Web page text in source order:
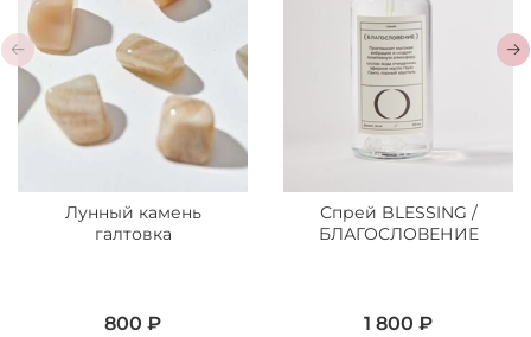
Лунный камень
галтовка
800 ₽
Спрей BLESSING /
БЛАГОСЛОВЕНИЕ
1 800 ₽